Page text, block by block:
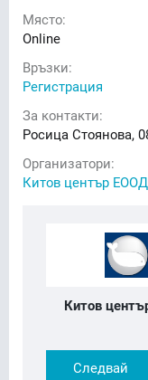
Място:
Online
Връзки:
Регистрация
За контакти:
Росица Стоянова,
Организатори:
Китов център ЕООД
Китов
Следвай